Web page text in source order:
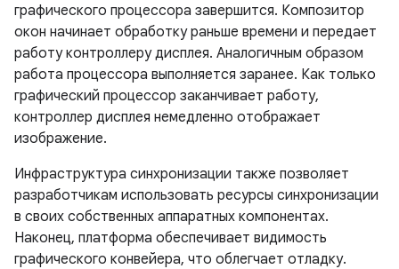
графического процессора завершится. Композитор
окон начинает обработку раньше времени и передает
работу контроллеру дисплея. Аналогичным образом
работа процессора выполняется заранее. Как только
графический процессор заканчивает работу,
контроллер дисплея немедленно отображает
изображение.
Инфраструктура синхронизации также позволяет
разработчикам использовать ресурсы синхронизации
в своих собственных аппаратных компонентах.
Наконец, платформа обеспечивает видимость
графического конвейера, что облегчает отладку.